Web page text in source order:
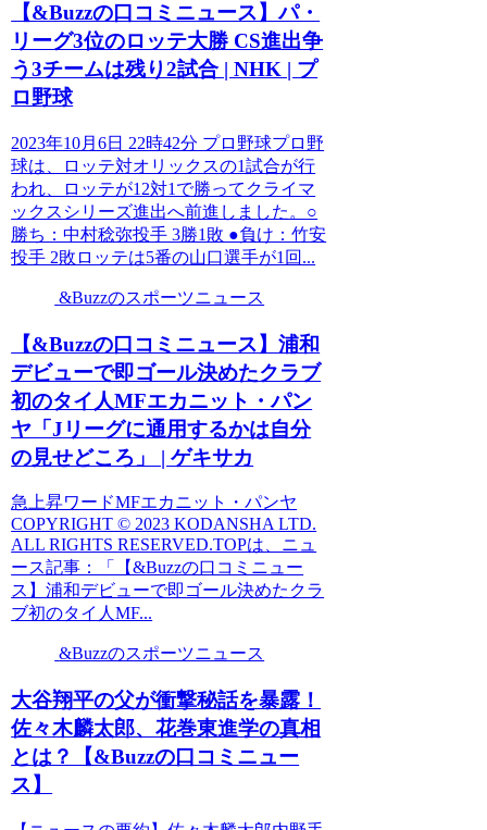
【&Buzzの口コミニュース】パ・
リーグ3位のロッテ大勝 CS進出争
う3チームは残り2試合 | NHK | プ
ロ野球
2023年10月6日 22時42分 プロ野球プロ野
球は、ロッテ対オリックスの1試合が行
われ、ロッテが12対1で勝ってクライマ
ックスシリーズ進出へ前進しました。○
勝ち：中村稔弥投手 3勝1敗 ●負け：竹安
投手 2敗ロッテは5番の山口選手が1回...
&Buzzのスポーツニュース
【&Buzzの口コミニュース】浦和
デビューで即ゴール決めたクラブ
初のタイ人MFエカニット・パン
ヤ「Jリーグに通用するかは自分
の見せどころ」 | ゲキサカ
急上昇ワードMFエカニット・パンヤ
COPYRIGHT © 2023 KODANSHA LTD.
ALL RIGHTS RESERVED.TOPは、ニュ
ース記事：「【&Buzzの口コミニュー
ス】浦和デビューで即ゴール決めたクラ
ブ初のタイ人MF...
&Buzzのスポーツニュース
大谷翔平の父が衝撃秘話を暴露！
佐々木麟太郎、花巻東進学の真相
とは？【&Buzzの口コミニュー
ス】